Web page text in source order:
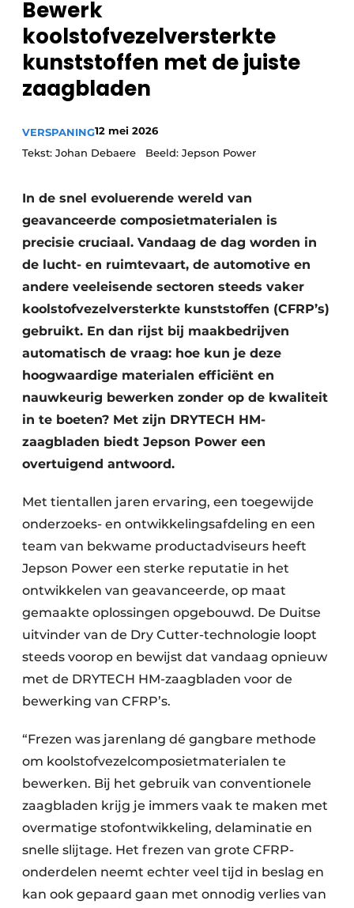
Vacature aanmelden
Vacatures
Video’s
Bewerk
koolstofvezelversterkte
kunststoffen met de juiste
zaagbladen
VERSPANING12 mei 2026
Tekst: Johan Debaere Beeld: Jepson Power
In de snel evoluerende wereld van
geavanceerde composietmaterialen is
precisie cruciaal. Vandaag de dag worden in
de lucht- en ruimtevaart, de automotive en
andere veeleisende sectoren steeds vaker
koolstofvezelversterkte kunststoffen (CFRP’s)
gebruikt. En dan rijst bij maakbedrijven
automatisch de vraag: hoe kun je deze
hoogwaardige materialen efficiënt en
nauwkeurig bewerken zonder op de kwaliteit
in te boeten? Met zijn DRYTECH HM-
zaagbladen biedt Jepson Power een
overtuigend antwoord.
Met tientallen jaren ervaring, een toegewijde
onderzoeks- en ontwikkelingsafdeling en een
team van bekwame productadviseurs heeft
Jepson Power een sterke reputatie in het
ontwikkelen van geavanceerde, op maat
gemaakte oplossingen opgebouwd. De Duitse
uitvinder van de Dry Cutter-technologie loopt
steeds voorop en bewijst dat vandaag opnieuw
met de DRYTECH HM-zaagbladen voor de
bewerking van CFRP’s.
“Frezen was jarenlang dé gangbare methode
om koolstofvezelcomposietmaterialen te
bewerken. Bij het gebruik van conventionele
zaagbladen krijg je immers vaak te maken met
overmatige stofontwikkeling, delaminatie en
snelle slijtage. Het frezen van grote CFRP-
onderdelen neemt echter veel tijd in beslag en
kan ook gepaard gaan met onnodig verlies van